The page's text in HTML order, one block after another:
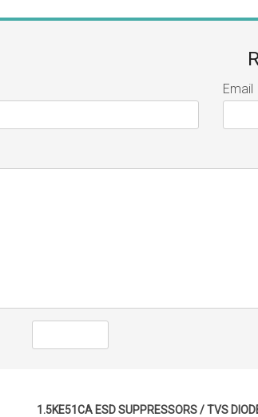
Email
1.5KE51CA ESD SUPPRESSORS / TVS